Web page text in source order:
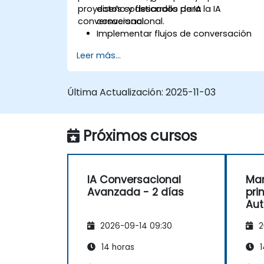
proyectos sofisticados de IA
conversacional.
diseño y desarrollo para la IA
conversacional.
Implementar flujos de conversación
Integrar modelos de IA con diversos
sistemas empresariales.
proyecto y estrategias de ciclo de vida
conversación basándose en la
análisis de datos.
Leer más...
Última Actualización: 2025-11-03
Próximos cursos
IA Conversacional
Avanzada - 2 días
2026-09-14 09:30
14 horas